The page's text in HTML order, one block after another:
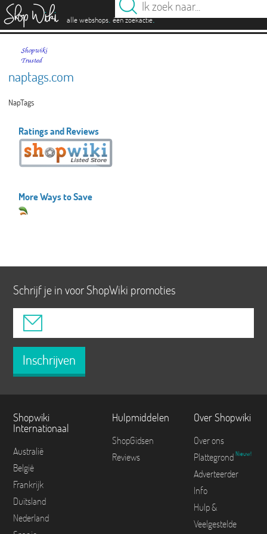
alle webshops. één zoekactie.
naptags.com
NapTags
Ratings and Reviews
More Ways to Save
Schrijf je in voor ShopWiki promoties
Inschrijven
Shopwiki
Internationaal
Australië
België
Frankrijk
Duitsland
Nederland
Hulpmiddelen
ShopGidsen
Reviews
Over Shopwiki
Over ons
Plattegrond Nieuw!
Adverteerder
Info
Hulp &
Veelgestelde